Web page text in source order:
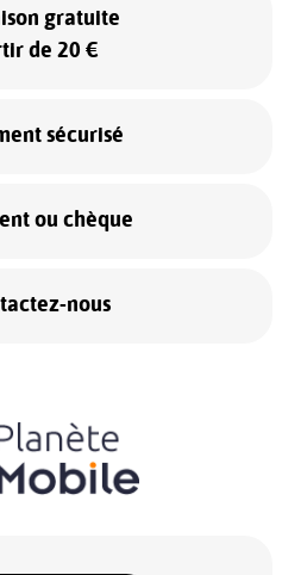
gratuite
de 20 €
sécurisé
ou chèque
nous